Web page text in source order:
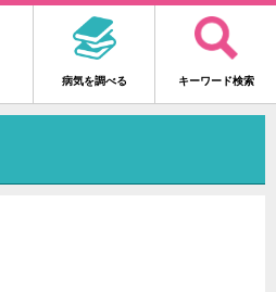
病気を調べる キーワード検索